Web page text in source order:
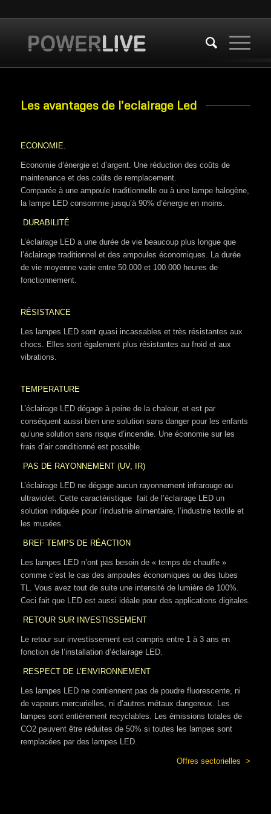
Les avantages de l’eclairage Led
ECONOMIE.
Economie d’énergie et d’argent. Une réduction des coûts de
maintenance et des coûts de remplacement.
Comparée à une ampoule traditionnelle ou à une lampe halogène,
la lampe LED consomme jusqu’à 90% d’énergie en moins.
DURABILITÉ
L’éclairage LED a une durée de vie beaucoup plus longue que
l’éclairage traditionnel et des ampoules économiques. La durée
de vie moyenne varie entre 50.000 et 100.000 heures de
fonctionnement.
RÉSISTANCE
Les lampes LED sont quasi incassables et très résistantes aux
chocs. Elles sont également plus résistantes au froid et aux
vibrations.
TEMPERATURE
L’éclairage LED dégage à peine de la chaleur, et est par
conséquent aussi bien une solution sans danger pour les enfants
qu’une solution sans risque d’incendie. Une économie sur les
frais d’air conditionné est possible.
PAS DE RAYONNEMENT (UV, IR)
L’éclairage LED ne dégage aucun rayonnement infrarouge ou
ultraviolet. Cette caractéristique fait de l’éclairage LED un
solution indiquée pour l’industrie alimentaire, l’industrie textile et
les musées.
BREF TEMPS DE RÉACTION
Les lampes LED n’ont pas besoin de « temps de chauffe »
comme c’est le cas des ampoules économiques ou des tubes
TL. Vous avez tout de suite une intensité de lumière de 100%.
Ceci fait que LED est aussi idéale pour des applications digitales.
RETOUR SUR INVESTISSEMENT
Le retour sur investissement est compris entre 1 à 3 ans en
fonction de l’installation d’éclairage LED.
RESPECT DE L’ENVIRONNEMENT
Les lampes LED ne contiennent pas de poudre fluorescente, ni
de vapeurs mercurielles, ni d’autres métaux dangereux. Les
lampes sont entièrement recyclables. Les émissions totales de
CO2 peuvent être réduites de 50% si toutes les lampes sont
remplacées par des lampes LED.
Offres sectorielles >